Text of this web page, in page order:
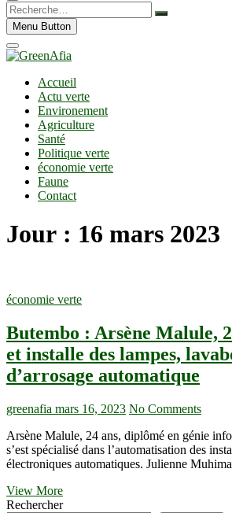
Recherche…
Menu Button
Accueil
Actu verte
Environement
Agriculture
Santé
Politique verte
économie verte
Faune
Contact
Jour : 16 mars 2023
économie verte
Butembo : Arsène Malule,
et installe des lampes,
d’arrosage automatique
greenafia mars 16, 2023 No Comments
Arsène Malule, 24 ans, diplômé en génie
s’est spécialisé dans l’automatisation des
électroniques automatiques. Julienne
View MoreButembo :
Arsène
Rechercher